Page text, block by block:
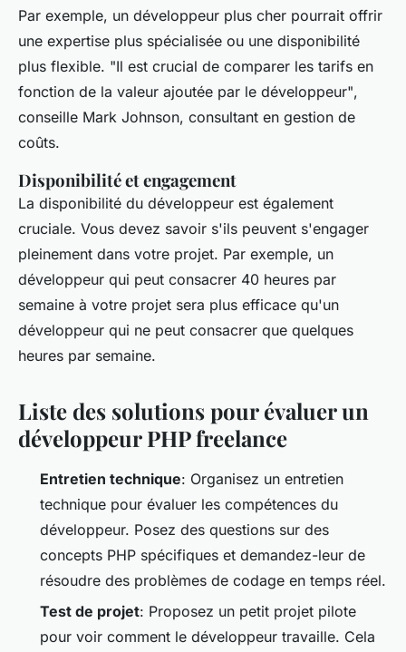
Par exemple, un développeur plus cher pourrait offrir
une expertise plus spécialisée ou une disponibilité
plus flexible. "Il est crucial de comparer les tarifs en
fonction de la valeur ajoutée par le développeur",
conseille Mark Johnson, consultant en gestion de
coûts.
Disponibilité et engagement
La disponibilité du développeur est également
cruciale. Vous devez savoir s'ils peuvent s'engager
pleinement dans votre projet. Par exemple, un
développeur qui peut consacrer 40 heures par
semaine à votre projet sera plus efficace qu'un
développeur qui ne peut consacrer que quelques
heures par semaine.
Liste des solutions pour évaluer un
développeur PHP freelance
Entretien technique: Organisez un entretien
technique pour évaluer les compétences du
développeur. Posez des questions sur des
concepts PHP spécifiques et demandez-leur de
résoudre des problèmes de codage en temps réel.
Test de projet: Proposez un petit projet pilote
pour voir comment le développeur travaille. Cela